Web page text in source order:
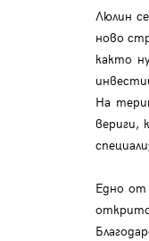
Люлин
ново
както
На
вериги,
Едно от